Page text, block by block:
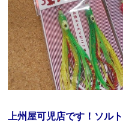
上州屋可児店です！ソル